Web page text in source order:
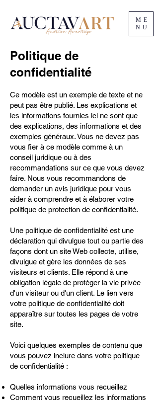
ME
NU
Politique de
confidentialité
Ce modèle est un exemple de texte et ne
peut pas être publié. Les explications et
les informations fournies ici ne sont que
des explications, des informations et des
exemples généraux. Vous ne devez pas
vous fier à ce modèle comme à un
conseil juridique ou à des
recommandations sur ce que vous devez
faire. Nous vous recommandons de
demander un avis juridique pour vous
aider à comprendre et à élaborer votre
politique de protection de confidentialité.
Une politique de confidentialité est une
déclaration qui divulgue tout ou partie des
façons dont un site Web collecte, utilise,
divulgue et gère les données de ses
visiteurs et clients. Elle répond à une
obligation légale de protéger la vie privée
d'un visiteur ou d'un client. Le lien vers
votre politique de confidentialité doit
apparaître sur toutes les pages de votre
site.
Voici quelques exemples de contenu que
vous pouvez inclure dans votre politique
de confidentialité :
Quelles informations vous recueillez
Comment vous recueillez les informations